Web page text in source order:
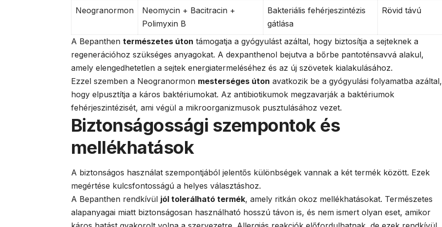
Neogranormon
Neomycin + Bacitracin +
Polimyxin B
Bakteriális fehérjeszintézis
gátlása
Rövid távú
A Bepanthen természetes úton támogatja a gyógyulást azáltal, hogy biztosítja a sejteknek a
regenerációhoz szükséges anyagokat. A dexpanthenol bejutva a bőrbe pantoténsavvá alakul,
amely elengedhetetlen a sejtek energiatermeléséhez és az új szövetek kialakulásához.
Ezzel szemben a Neogranormon mesterséges úton avatkozik be a gyógyulási folyamatba azáltal,
hogy elpusztítja a káros baktériumokat. Az antibiotikumok megzavarják a baktériumok
fehérjeszintézisét, ami végül a mikroorganizmusok pusztulásához vezet.
Biztonságossági szempontok és
mellékhatások
A biztonságos használat szempontjából jelentős különbségek vannak a két termék között. Ezek
megértése kulcsfontosságú a helyes választáshoz.
A Bepanthen rendkívül jól tolerálható termék, amely ritkán okoz mellékhatásokat. Természetes
alapanyagai miatt biztonságosan használható hosszú távon is, és nem ismert olyan eset, amikor